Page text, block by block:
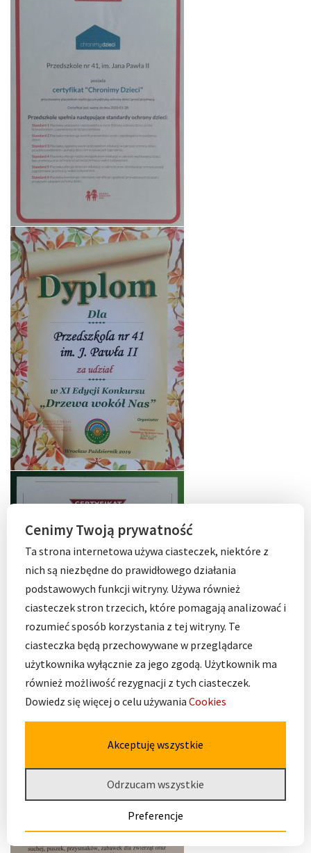
Cenimy Twoją prywatność
Ta strona internetowa używa ciasteczek, niektóre z
nich są niezbędne do prawidłowego działania
podstawowych funkcji witryny. Używa również
ciasteczek stron trzecich, które pomagają analizować i
rozumieć sposób korzystania z tej witryny. Te
ciasteczka będą przechowywane w przeglądarce
użytkownika wyłącznie za jego zgodą. Użytkownik ma
również możliwość rezygnacji z tych ciasteczek.
Dowiedz się więcej o celu używania Cookies
Akceptuję wszystkie
Odrzucam wszystkie
Preferencje